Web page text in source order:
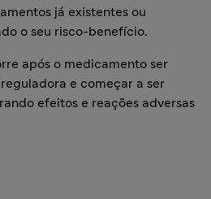
já existentes ou
o seu risco-benefício.
após o medicamento ser
e começar a ser
efeitos e reações adversas